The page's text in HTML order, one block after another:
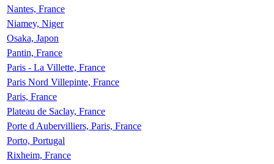
Nantes, France
Niamey, Niger
Osaka, Japon
Pantin, France
Paris - La Villette, France
Paris Nord Villepinte, France
Paris, France
Plateau de Saclay, France
Porte d Aubervilliers, Paris, France
Porto, Portugal
Rixheim, France